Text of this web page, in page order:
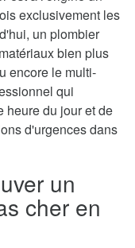
exclusivement les
un plombier
bien plus
encore le multi-
qui
heure du jour et de
d'urgences dans
un
cher en